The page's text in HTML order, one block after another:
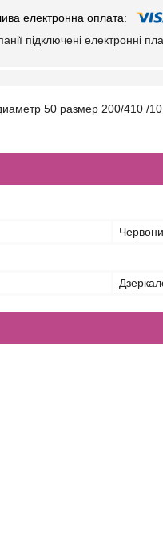
підключені електронні
50 размер 200/410 /